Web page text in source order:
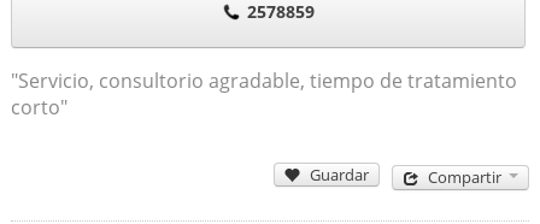
2578859
"Servicio, consultorio agradable, tiempo de tratamiento
corto"
Guardar Compartir